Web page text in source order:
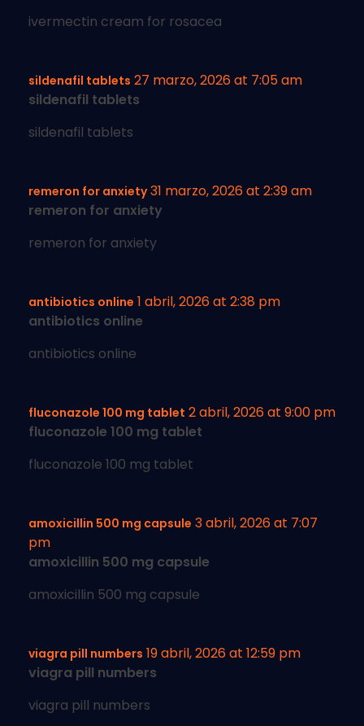
ivermectin cream for rosacea
sildenafil tablets 27 marzo, 2026 at 7:05 am
sildenafil tablets
sildenafil tablets
remeron for anxiety 31 marzo, 2026 at 2:39 am
remeron for anxiety
remeron for anxiety
antibiotics online 1 abril, 2026 at 2:38 pm
antibiotics online
antibiotics online
fluconazole 100 mg tablet 2 abril, 2026 at 9:00 pm
fluconazole 100 mg tablet
fluconazole 100 mg tablet
amoxicillin 500 mg capsule 3 abril, 2026 at 7:07
pm
amoxicillin 500 mg capsule
amoxicillin 500 mg capsule
viagra pill numbers 19 abril, 2026 at 12:59 pm
viagra pill numbers
viagra pill numbers